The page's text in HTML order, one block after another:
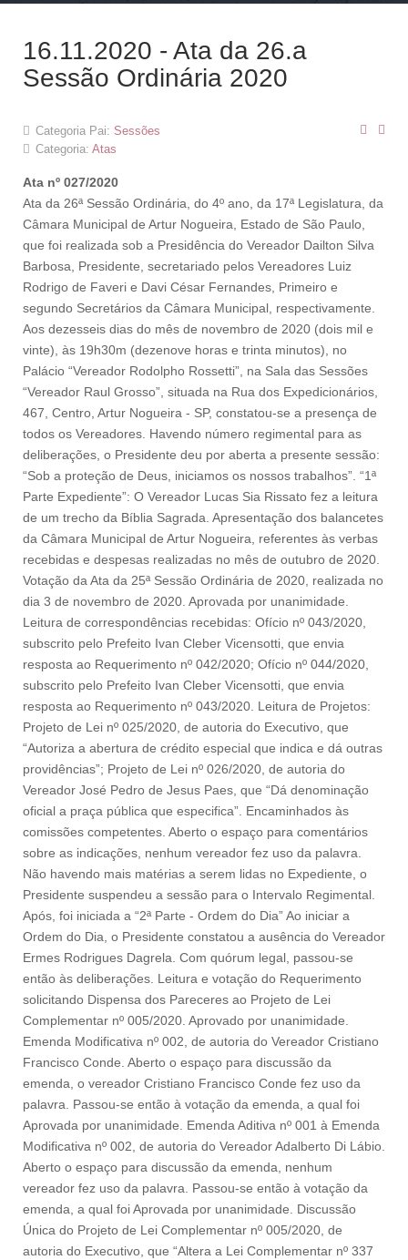
16.11.2020 - Ata da 26.a
Sessão Ordinária 2020
Categoria Pai: Sessões
Categoria: Atas
Ata nº 027/2020
Ata da 26ª Sessão Ordinária, do 4º ano, da 17ª Legislatura, da
Câmara Municipal de Artur Nogueira, Estado de São Paulo,
que foi realizada sob a Presidência do Vereador Dailton Silva
Barbosa, Presidente, secretariado pelos Vereadores Luiz
Rodrigo de Faveri e Davi César Fernandes, Primeiro e
segundo Secretários da Câmara Municipal, respectivamente.
Aos dezesseis dias do mês de novembro de 2020 (dois mil e
vinte), às 19h30m (dezenove horas e trinta minutos), no
Palácio “Vereador Rodolpho Rossetti”, na Sala das Sessões
“Vereador Raul Grosso”, situada na Rua dos Expedicionários,
467, Centro, Artur Nogueira - SP, constatou-se a presença de
todos os Vereadores. Havendo número regimental para as
deliberações, o Presidente deu por aberta a presente sessão:
“Sob a proteção de Deus, iniciamos os nossos trabalhos”. “1ª
Parte Expediente”: O Vereador Lucas Sia Rissato fez a leitura
de um trecho da Bíblia Sagrada. Apresentação dos balancetes
da Câmara Municipal de Artur Nogueira, referentes às verbas
recebidas e despesas realizadas no mês de outubro de 2020.
Votação da Ata da 25ª Sessão Ordinária de 2020, realizada no
dia 3 de novembro de 2020. Aprovada por unanimidade.
Leitura de correspondências recebidas: Ofício nº 043/2020,
subscrito pelo Prefeito Ivan Cleber Vicensotti, que envia
resposta ao Requerimento nº 042/2020; Ofício nº 044/2020,
subscrito pelo Prefeito Ivan Cleber Vicensotti, que envia
resposta ao Requerimento nº 043/2020. Leitura de Projetos:
Projeto de Lei nº 025/2020, de autoria do Executivo, que
“Autoriza a abertura de crédito especial que indica e dá outras
providências”; Projeto de Lei nº 026/2020, de autoria do
Vereador José Pedro de Jesus Paes, que “Dá denominação
oficial a praça pública que especifica”. Encaminhados às
comissões competentes. Aberto o espaço para comentários
sobre as indicações, nenhum vereador fez uso da palavra.
Não havendo mais matérias a serem lidas no Expediente, o
Presidente suspendeu a sessão para o Intervalo Regimental.
Após, foi iniciada a “2ª Parte - Ordem do Dia” Ao iniciar a
Ordem do Dia, o Presidente constatou a ausência do Vereador
Ermes Rodrigues Dagrela. Com quórum legal, passou-se
então às deliberações. Leitura e votação do Requerimento
solicitando Dispensa dos Pareceres ao Projeto de Lei
Complementar nº 005/2020. Aprovado por unanimidade.
Emenda Modificativa nº 002, de autoria do Vereador Cristiano
Francisco Conde. Aberto o espaço para discussão da
emenda, o vereador Cristiano Francisco Conde fez uso da
palavra. Passou-se então à votação da emenda, a qual foi
Aprovada por unanimidade. Emenda Aditiva nº 001 à Emenda
Modificativa nº 002, de autoria do Vereador Adalberto Di Lábio.
Aberto o espaço para discussão da emenda, nenhum
vereador fez uso da palavra. Passou-se então à votação da
emenda, a qual foi Aprovada por unanimidade. Discussão
Única do Projeto de Lei Complementar nº 005/2020, de
autoria do Executivo, que “Altera a Lei Complementar nº 337